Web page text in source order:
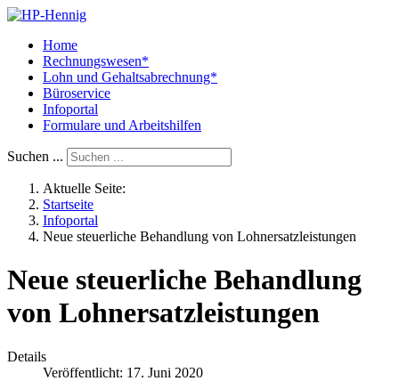
Home
Rechnungswesen*
Lohn und Gehaltsabrechnung*
Büroservice
Infoportal
Formulare und Arbeitshilfen
Suchen ...
Aktuelle Seite:
Startseite
Infoportal
Neue steuerliche Behandlung von Lohnersatzleistungen
Neue steuerliche Behandlung
von Lohnersatzleistungen
Details
Veröffentlicht: 17. Juni 2020